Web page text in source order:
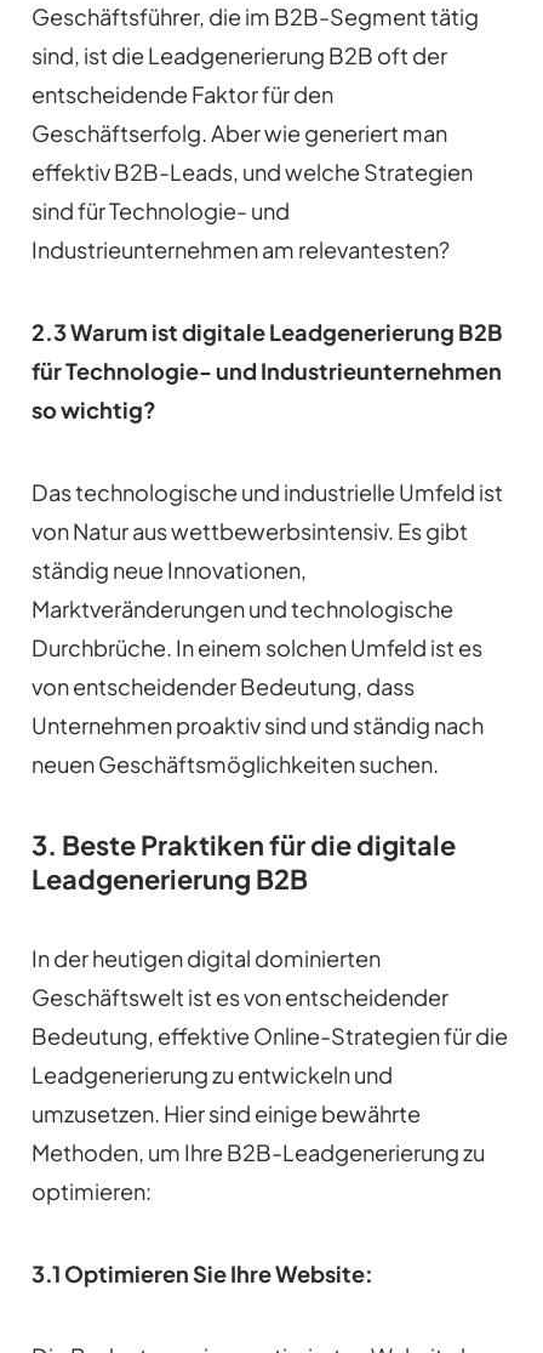
Geschäftsführer, die im B2B-Segment tätig
sind, ist die Leadgenerierung B2B oft der
entscheidende Faktor für den
Geschäftserfolg. Aber wie generiert man
effektiv B2B-Leads, und welche Strategien
sind für Technologie- und
Industrieunternehmen am relevantesten?
2.3 Warum ist digitale Leadgenerierung B2B
für Technologie- und Industrieunternehmen
so wichtig?
Das technologische und industrielle Umfeld ist
von Natur aus wettbewerbsintensiv. Es gibt
ständig neue Innovationen,
Marktveränderungen und technologische
Durchbrüche. In einem solchen Umfeld ist es
von entscheidender Bedeutung, dass
Unternehmen proaktiv sind und ständig nach
neuen Geschäftsmöglichkeiten suchen.
3. Beste Praktiken für die digitale
Leadgenerierung B2B
In der heutigen digital dominierten
Geschäftswelt ist es von entscheidender
Bedeutung, effektive Online-Strategien für die
Leadgenerierung zu entwickeln und
umzusetzen. Hier sind einige bewährte
Methoden, um Ihre B2B-Leadgenerierung zu
optimieren:
3.1 Optimieren Sie Ihre Website: